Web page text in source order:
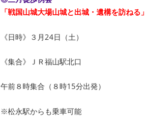
「戦国山城大場山城と出城・遺構を訪ねる
《日時》３月24日（土）
《集合》ＪＲ福山駅北口
午前８時集合（８時15分出発）
※松永駅からも乗車可能